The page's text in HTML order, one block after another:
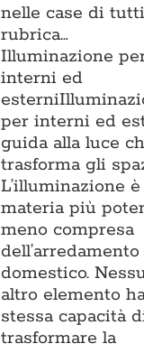
nelle case di
rubrica…
Illuminazione
interni ed
esterni
per interni ed
guida alla luce
trasforma gli
L’illuminazione
materia più
meno compresa
dell’arredamento
domestico.
altro elemento
stessa capacità
trasformare la